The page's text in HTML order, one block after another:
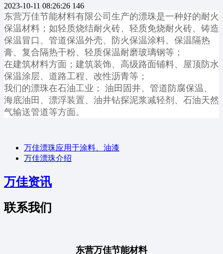
2023-10-11 08:26:26 146
东营万佳节能材料有限公司生产的漂珠是一种好的耐火
保温材料；如轻质烧结耐火砖、轻质免烧耐火砖、铸造
保温冒口、管道保温外壳、防火保温涂料、保温隔热
膏、复合隔热干粉、轻质保温耐磨玻璃钢等；
在建筑材料方面；建筑装饰、高级路面铺料、屋顶防水
保温涂层、道路工程、改性沥青等；
我们的漂珠在石油工业； 油田固井、管道防腐保温、
海底油田、漂浮装置、油井钻探泥浆减轻剂、石油天然
气输送管道等方面。
万佳漂珠应用于涂料、油漆
万佳漂珠介绍
万佳资讯
联系我们
东营万佳节能材料